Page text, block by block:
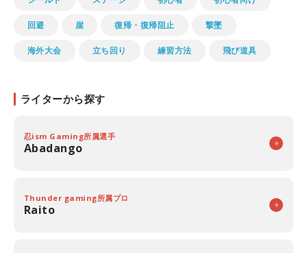
回避 崖 復帰・復帰阻止 撃墜
海外大会 立ち回り 練習方法 飛び道具
ライターから探す
忍ism Gaming所属選手
Abadango
Thunder gaming所属プロ
Raito